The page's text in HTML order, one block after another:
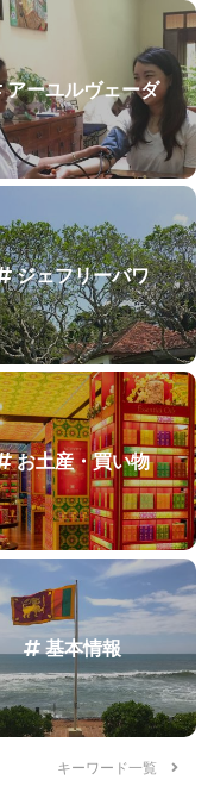
アーユルヴェーダ
ジェフリーバワ
お土産・買い物
基本情報
キーワード一覧